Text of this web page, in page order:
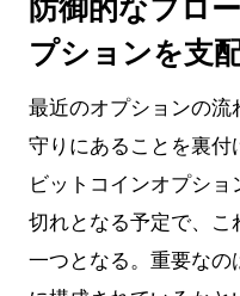
防御的なフロ
プションを支
最近のオプションの
守りにあることを裏
ビットコインオプシ
切れとなる予定で、
一つとなる。重要なの